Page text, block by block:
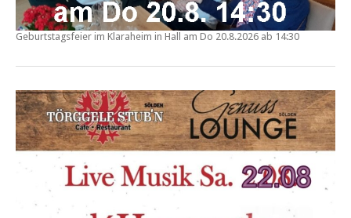
Geburtstagsfeier im Klaraheim in Hall am Do 20.8.2026 ab 14:30